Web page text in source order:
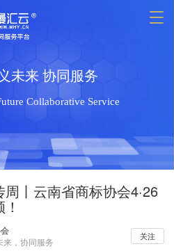
未来 协同服务
T
a
t
i
n
Collaborative Service
丨云南省商标协会4·26
来，协同服务
关注